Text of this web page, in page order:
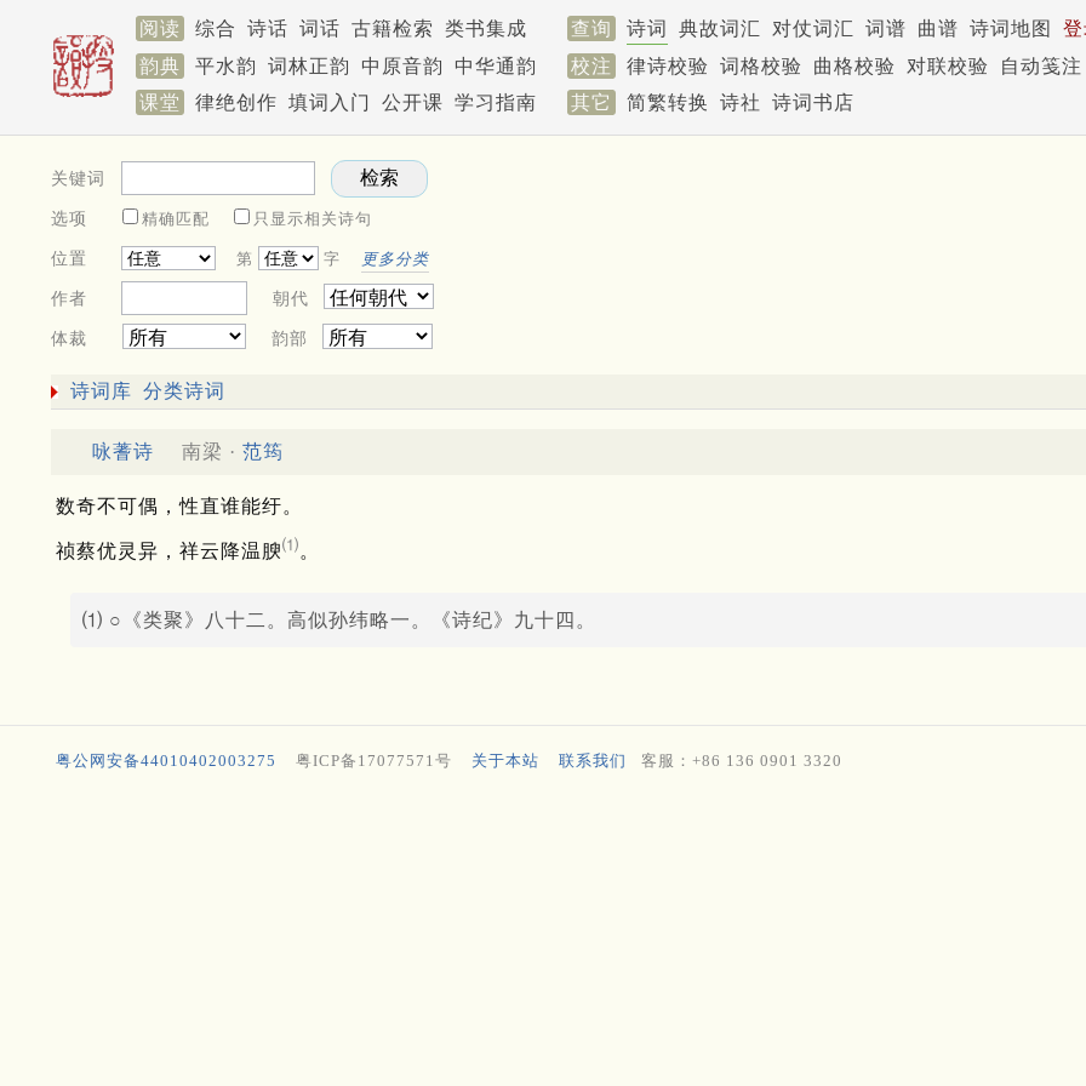
阅读 综合 诗话 词话 古籍检索 类书集成 查询 诗词 典故词汇 对仗词汇 词谱 曲谱 诗词地图
韵典
平水韵 词林正韵 中原音韵 中华通韵 校注 律诗校验 词格校验 曲格校验 对联校验
自动笺注
课堂
律绝创作 填词入门 公开课 学习指南 其它 简繁转换 诗社 诗词书店
关键词
选项 精确匹配 只显示相关诗句
位置 第 字 更多分类
作者 朝代
体裁 韵部
诗词库 分类诗词
咏蓍诗 南梁 · 范筠
数奇不可偶，性直谁能纡。
祯蔡优灵异，祥云降温腴⑴ 。
⑴ ○《类聚》八十二。高似孙纬略一。《诗纪》九十四。
粤公网安备44010402003275 粤ICP备17077571号 关于本站 联系我们 客服：+86 136 0901 3320